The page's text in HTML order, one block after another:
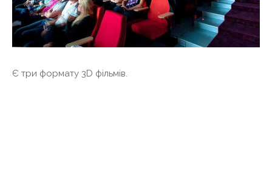
Є три формату 3D фільмів.